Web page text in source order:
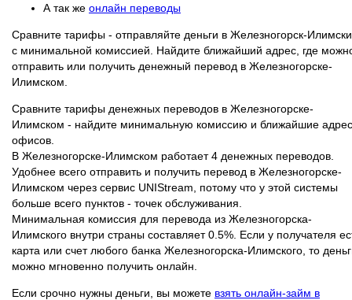
А так же онлайн переводы
Сравните тарифы - отправляйте деньги в Железногорск-
с минимальной комиссией. Найдите ближайший адрес, где
отправить или получить денежный перевод в Железногорске-
Илимском.
Сравните тарифы денежных переводов в Железногорске-
Илимском - найдите минимальную комиссию и ближайшие
офисов.
В Железногорске-Илимском работает 4 денежных переводов.
Удобнее всего отправить и получить перевод в Железногорске-
Илимском через сервис UNIStream, потому что у этой системы
больше всего пунктов - точек обслуживания.
Минимальная комиссия для перевода из Железногорска-
Илимского внутри страны составляет 0.5%. Если у получателя
карта или счет любого банка Железногорска-Илимского, то
можно мгновенно получить онлайн.
Если срочно нужны деньги, вы можете взять онлайн-займ в